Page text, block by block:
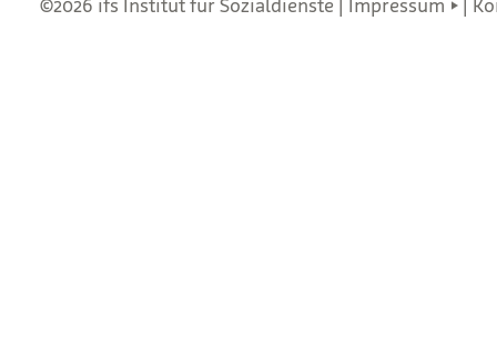
©2026 ifs Institut für Sozialdienste | Impressum